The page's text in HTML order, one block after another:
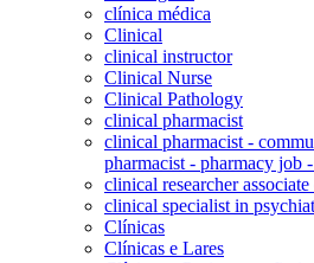
clínica médica
Clinical
clinical instructor
Clinical Nurse
Clinical Pathology
clinical pharmacist
clinical pharmacist -
pharmacist - pharmacy job
clinical researcher
clinical specialist in
Clínicas
Clínicas e Lares